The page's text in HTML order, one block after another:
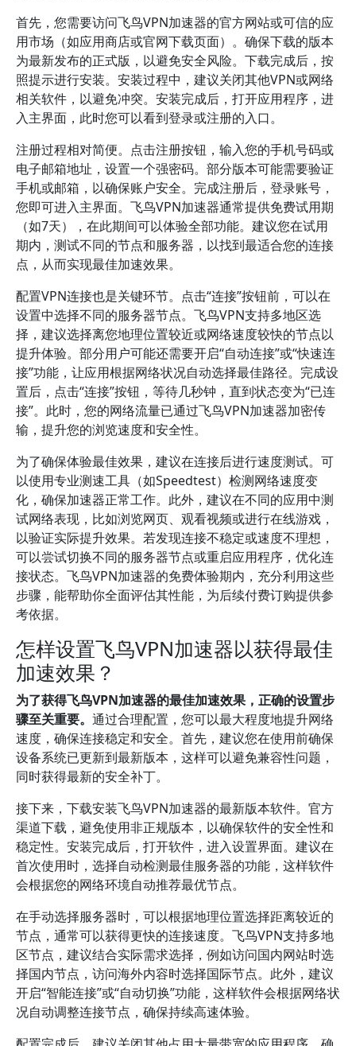
首先，您需要访问飞鸟VPN加速器的官方网站或可信的应
用市场（如应用商店或官网下载页面）。确保下载的版本
为最新发布的正式版，以避免安全风险。下载完成后，按
照提示进行安装。安装过程中，建议关闭其他VPN或网络
相关软件，以避免冲突。安装完成后，打开应用程序，进
入主界面，此时您可以看到登录或注册的入口。
注册过程相对简便。点击注册按钮，输入您的手机号码或
电子邮箱地址，设置一个强密码。部分版本可能需要验证
手机或邮箱，以确保账户安全。完成注册后，登录账号，
您即可进入主界面。飞鸟VPN加速器通常提供免费试用期
（如7天），在此期间可以体验全部功能。建议您在试用
期内，测试不同的节点和服务器，以找到最适合您的连接
点，从而实现最佳加速效果。
配置VPN连接也是关键环节。点击“连接”按钮前，可以在
设置中选择不同的服务器节点。飞鸟VPN支持多地区选
择，建议选择离您地理位置较近或网络速度较快的节点以
提升体验。部分用户可能还需要开启“自动连接”或“快速连
接”功能，让应用根据网络状况自动选择最佳路径。完成设
置后，点击“连接”按钮，等待几秒钟，直到状态变为“已连
接”。此时，您的网络流量已通过飞鸟VPN加速器加密传
输，提升您的浏览速度和安全性。
为了确保体验最佳效果，建议在连接后进行速度测试。可
以使用专业测速工具（如Speedtest）检测网络速度变
化，确保加速器正常工作。此外，建议在不同的应用中测
试网络表现，比如浏览网页、观看视频或进行在线游戏，
以验证实际提升效果。若发现连接不稳定或速度不理想，
可以尝试切换不同的服务器节点或重启应用程序，优化连
接状态。飞鸟VPN加速器的免费体验期内，充分利用这些
步骤，能帮助你全面评估其性能，为后续付费订购提供参
考依据。
怎样设置飞鸟VPN加速器以获得最佳
加速效果？
为了获得飞鸟VPN加速器的最佳加速效果，正确的设置步
骤至关重要。 通过合理配置，您可以最大程度地提升网络
速度，确保连接稳定和安全。首先，建议您在使用前确保
设备系统已更新到最新版本，这样可以避免兼容性问题，
同时获得最新的安全补丁。
接下来，下载安装飞鸟VPN加速器的最新版本软件。官方
渠道下载，避免使用非正规版本，以确保软件的安全性和
稳定性。安装完成后，打开软件，进入设置界面。建议在
首次使用时，选择自动检测最佳服务器的功能，这样软件
会根据您的网络环境自动推荐最优节点。
在手动选择服务器时，可以根据地理位置选择距离较近的
节点，通常可以获得更快的连接速度。飞鸟VPN支持多地
区节点，建议结合实际需求选择，例如访问国内网站时选
择国内节点，访问海外内容时选择国际节点。此外，建议
开启“智能连接”或“自动切换”功能，这样软件会根据网络状
况自动调整连接节点，确保持续高速体验。